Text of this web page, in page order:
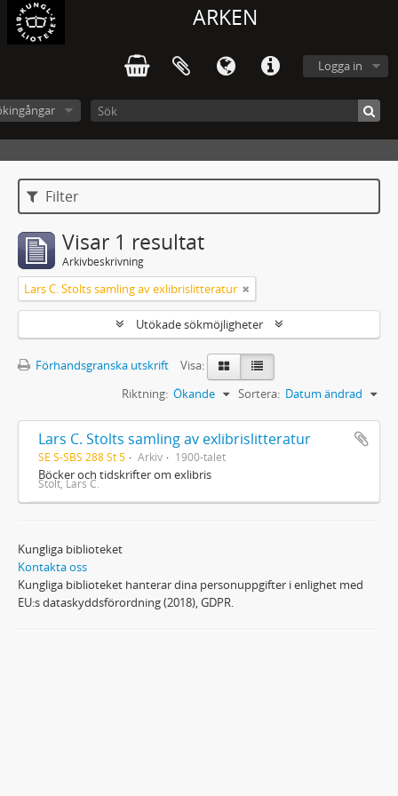
ARKEN
Logga in
Filter
Visar 1 resultat
Arkivbeskrivning
Lars C. Stolts samling av exlibrislitteratur
Utökade sökmöjligheter
Förhandsgranska utskrift
Visa:
Sortera: Datum ändrad
Riktning: Ökande
Lars C. Stolts samling av exlibrislitteratur
SE S-SBS 288 St 5 Arkiv 1900-talet
Böcker och tidskrifter om exlibris
Stolt, Lars C.
Kungliga biblioteket
Kontakta oss
Kungliga biblioteket hanterar dina personuppgifter i enlighet med
EU:s dataskyddsförordning (2018), GDPR.